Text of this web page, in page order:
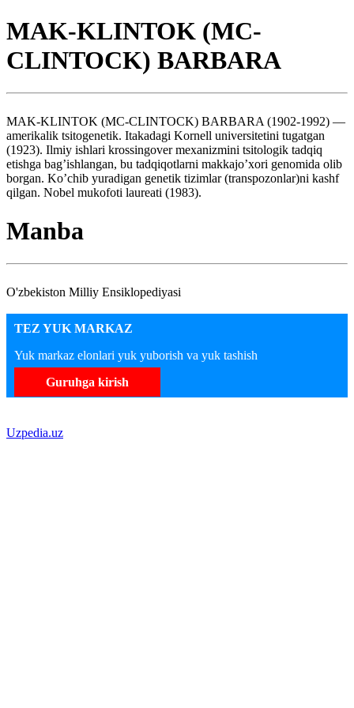
MAK-KLINTOK (MC-
CLINTOCK) BARBARA
MAK-KLINTOK (MC-CLINTOCK) BARBARA (1902-1992) —
amerikalik tsitogenetik. Itakadagi Kornell universitetini tugatgan
(1923). Ilmiy ishlari krossingover mexanizmini tsitologik tadqiq
etishga bag’ishlangan, bu tadqiqotlarni makkajo’xori genomida olib
borgan. Ko’chib yuradigan genetik tizimlar (transpozonlar)ni kashf
qilgan. Nobel mukofoti laureati (1983).
Manba
O'zbekiston Milliy Ensiklopediyasi
TEZ YUK MARKAZ
Yuk markaz elonlari yuk yuborish va yuk tashish
Guruhga kirish
Uzpedia.uz